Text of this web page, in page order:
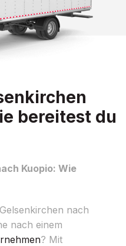
bereitest du
Kuopio: Wie
nach
nach einem
? Mit